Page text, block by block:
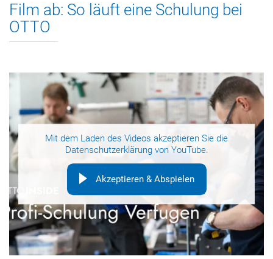
Film ab: So läuft eine Schulung bei
OTTO
Mit dem Laden des Videos akzeptieren Sie die
Datenschutzerklärungvon YouTube.
Akzeptieren & Abspielen